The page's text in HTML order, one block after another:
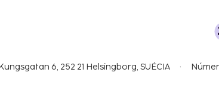
quantias deverão ser pagas através de
outro método aprovado pelo alojamento e
6, 252 21 Helsingborg, SUÉCIA